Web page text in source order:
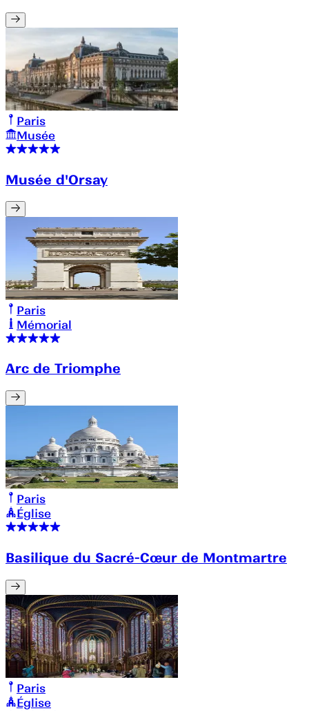
Paris
Musée
Musée d'Orsay
Paris
Mémorial
Arc de Triomphe
Paris
Église
Basilique du Sacré-Cœur de Montmartre
Paris
Église